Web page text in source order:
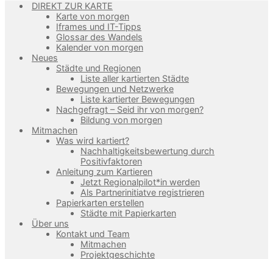
DIREKT ZUR KARTE
Karte von morgen
Iframes und IT-Tipps
Glossar des Wandels
Kalender von morgen
Neues
Städte und Regionen
Liste aller kartierten Städte
Bewegungen und Netzwerke
Liste kartierter Bewegungen
Nachgefragt – Seid ihr von morgen?
Bildung von morgen
Mitmachen
Was wird kartiert?
Nachhaltigkeitsbewertung durch
Positivfaktoren
Anleitung zum Kartieren
Jetzt Regionalpilot*in werden
Als Partnerinitiatve registrieren
Papierkarten erstellen
Städte mit Papierkarten
Über uns
Kontakt und Team
Mitmachen
Projektgeschichte